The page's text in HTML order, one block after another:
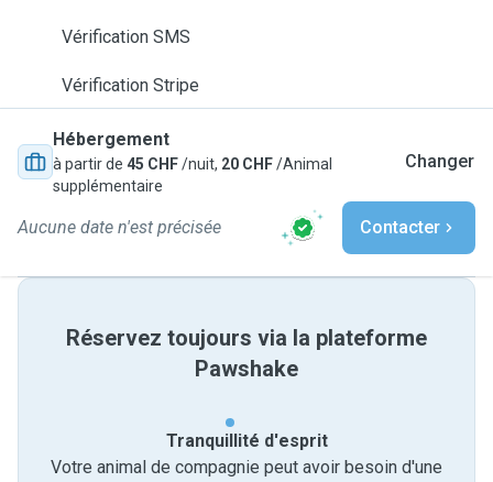
Vérification SMS
Vérification Stripe
Hébergement
à partir de 45 CHF/nuit, 20 CHF/Animal
supplémentaire
Changer
Aucune date n'est précisée Contacter
Réservez toujours via la plateforme
Pawshake
Tranquillité d'esprit
Votre animal de compagnie peut avoir besoin d'une